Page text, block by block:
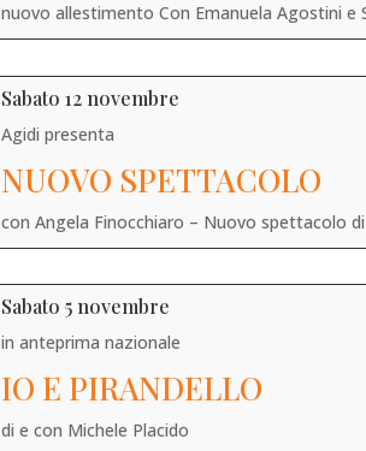
nuovo allestimento Con Emanuela Agostini e
Sabato 12 novembre
Agidi presenta
NUOVO SPETTACOLO
con Angela Finocchiaro – Nuovo spettacolo
Sabato 5 novembre
in anteprima nazionale
IO E PIRANDELLO
di e con Michele Placido